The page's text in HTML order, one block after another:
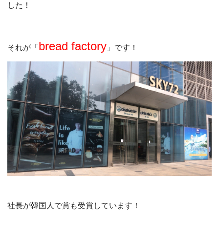
した！
それが「 bread factory 」です！
社長が韓国人で賞も受賞しています！